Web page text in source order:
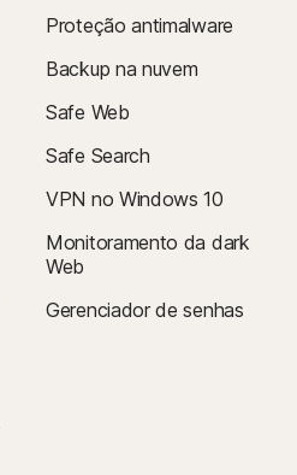
Proteção antimalware
Backup na nuvem
Safe Web
Safe Search
VPN no Windows 10
Monitoramento da dark
Web
Gerenciador de senhas